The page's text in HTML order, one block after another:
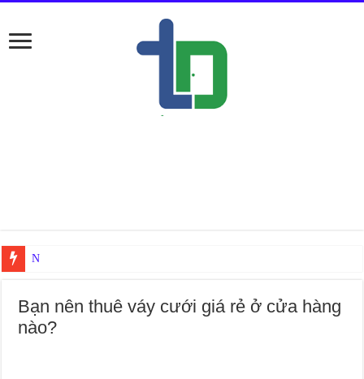
Nếu ở Đống Đa thì bạn tìm thợ sửa điều hòa
Bạn nên thuê váy cưới giá rẻ ở cửa hàng
nào?